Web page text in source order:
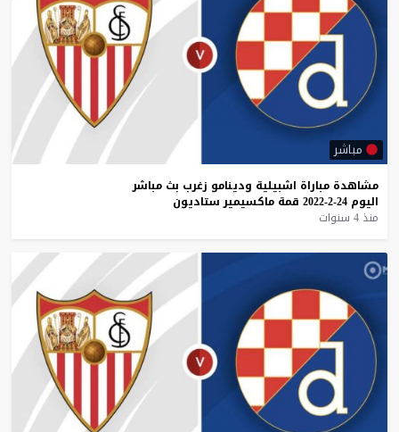
مباشر
مشاهدة مباراة اشبيلية ودينامو زغرب بث مباشر
اليوم 24-2-2022 قمة ماكسيمير ستاديون
منذ 4 سنوات